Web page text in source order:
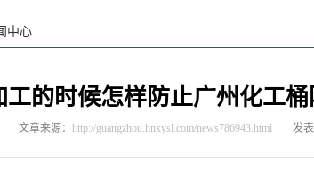
中心
工的时候怎样防止广州化工
文章来源： http://guangzhou.hnxysl.com/news786943.html 发